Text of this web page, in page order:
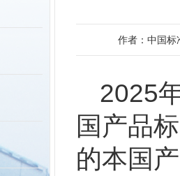
作者：中国标
2025
国产品
的本国